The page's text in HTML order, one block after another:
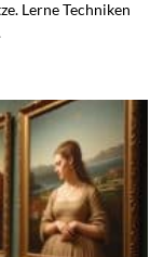
Lerne Techniken